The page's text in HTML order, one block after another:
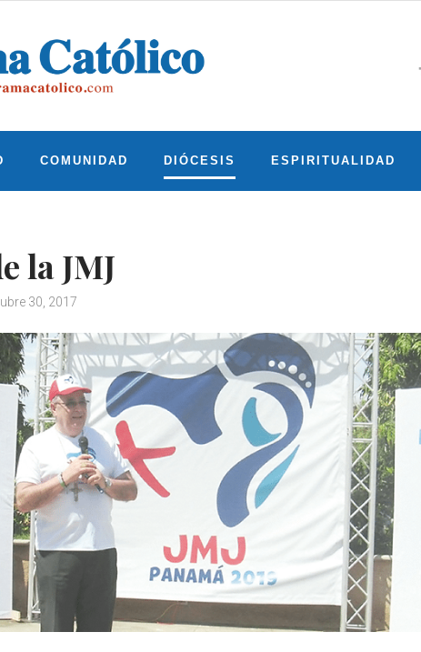
COMUNIDAD DIÓCESIS ESPIRITUALIDAD
la JMJ
30, 2017